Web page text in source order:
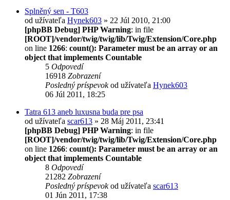
Splněný sen - T603
od užívateľa Hynek603 » 22 Júl 2010, 21:00
[phpBB Debug] PHP Warning: in file
[ROOT]/vendor/twig/twig/lib/Twig/Extension/Core.php
on line 1266: count(): Parameter must be an array or an
object that implements Countable
5 Odpovedí
16918 Zobrazení
Posledný príspevokod užívateľa Hynek603
06 Júl 2011, 18:25
Tatra 613 aneb luxusna buda pre psa
od užívateľa scar613 » 28 Máj 2011, 23:41
[phpBB Debug] PHP Warning: in file
[ROOT]/vendor/twig/twig/lib/Twig/Extension/Core.php
on line 1266: count(): Parameter must be an array or an
object that implements Countable
8 Odpovedí
21282 Zobrazení
Posledný príspevokod užívateľa scar613
01 Jún 2011, 17:38